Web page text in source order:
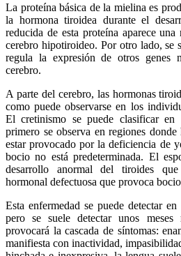
La proteína básica de la mielina es
la hormona tiroidea durante el
reducida de esta proteína aparece
cerebro hipotiroideo. Por otro lado, se
regula la expresión de otros genes
cerebro.
A parte del cerebro, las hormonas
como puede observarse en los
El cretinismo se puede clasificar en
primero se observa en regiones
estar provocado por la deficiencia de
bocio no está predeterminada. El
desarrollo anormal del tiroides
hormonal defectuosa que provoca
Esta enfermedad se puede detectar
pero se suele detectar unos meses
provocará la cascada de síntomas:
manifiesta con inactividad,